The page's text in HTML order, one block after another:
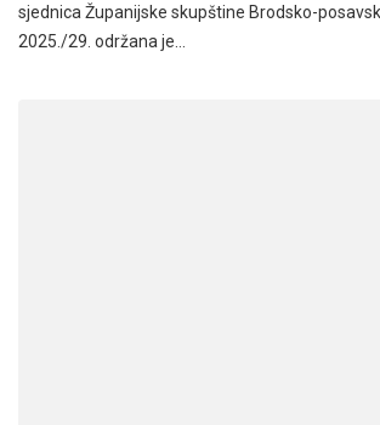
sjednica Županijske skupštine Brodsko-
2025./29. održana je…